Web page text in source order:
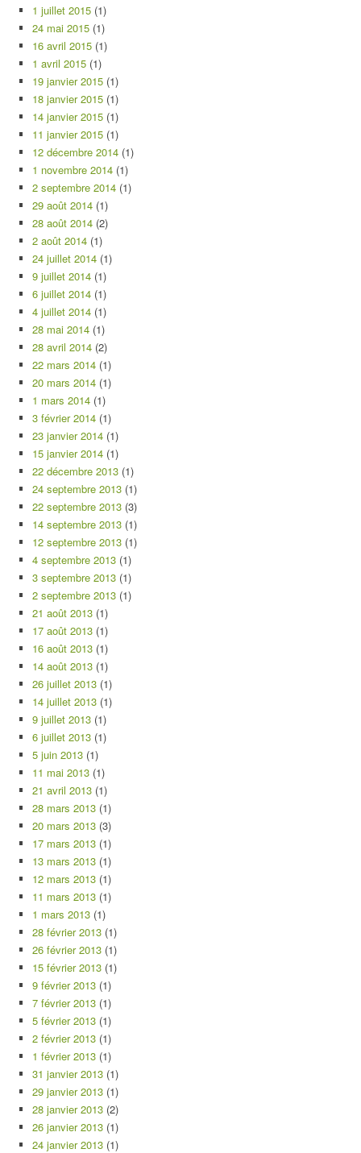
1 juillet 2015 (1)
24 mai 2015 (1)
16 avril 2015 (1)
1 avril 2015 (1)
19 janvier 2015 (1)
18 janvier 2015 (1)
14 janvier 2015 (1)
11 janvier 2015 (1)
12 décembre 2014 (1)
1 novembre 2014 (1)
2 septembre 2014 (1)
29 août 2014 (1)
28 août 2014 (2)
2 août 2014 (1)
24 juillet 2014 (1)
9 juillet 2014 (1)
6 juillet 2014 (1)
4 juillet 2014 (1)
28 mai 2014 (1)
28 avril 2014 (2)
22 mars 2014 (1)
20 mars 2014 (1)
1 mars 2014 (1)
3 février 2014 (1)
23 janvier 2014 (1)
15 janvier 2014 (1)
22 décembre 2013 (1)
24 septembre 2013 (1)
22 septembre 2013 (3)
14 septembre 2013 (1)
12 septembre 2013 (1)
4 septembre 2013 (1)
3 septembre 2013 (1)
2 septembre 2013 (1)
21 août 2013 (1)
17 août 2013 (1)
16 août 2013 (1)
14 août 2013 (1)
26 juillet 2013 (1)
14 juillet 2013 (1)
9 juillet 2013 (1)
6 juillet 2013 (1)
5 juin 2013 (1)
11 mai 2013 (1)
21 avril 2013 (1)
28 mars 2013 (1)
20 mars 2013 (3)
17 mars 2013 (1)
13 mars 2013 (1)
12 mars 2013 (1)
11 mars 2013 (1)
1 mars 2013 (1)
28 février 2013 (1)
26 février 2013 (1)
15 février 2013 (1)
9 février 2013 (1)
7 février 2013 (1)
5 février 2013 (1)
2 février 2013 (1)
1 février 2013 (1)
31 janvier 2013 (1)
29 janvier 2013 (1)
28 janvier 2013 (2)
26 janvier 2013 (1)
24 janvier 2013 (1)